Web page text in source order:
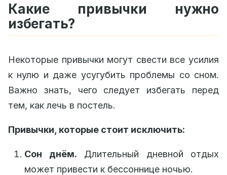
Какие привычки нужно
избегать?
Некоторые привычки могут свести все усилия
к нулю и даже усугубить проблемы со сном.
Важно знать, чего следует избегать перед
тем, как лечь в постель.
Привычки, которые стоит исключить:
Сон днём. Длительный дневной отдых
может привести к бессоннице ночью.